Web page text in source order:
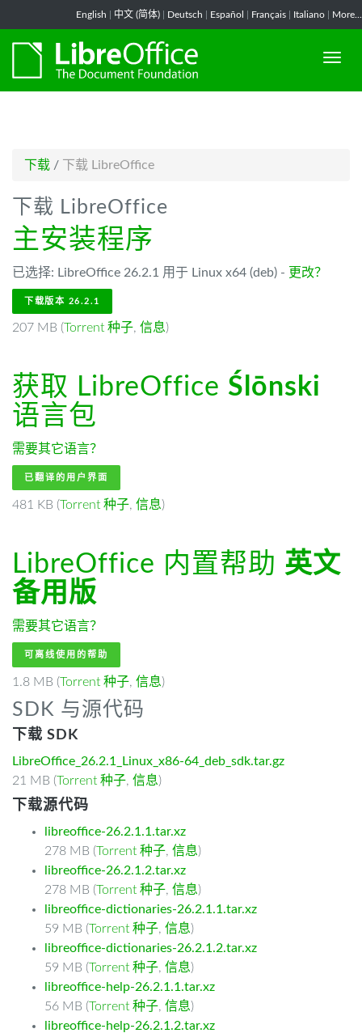
English 中文 (简体) Deutsch Español Français Italiano More...
下载 / 下载 LibreOffice
下载 LibreOffice
主安装程序
已选择: LibreOffice 26.2.1 用于 Linux x64 (deb) - 更改？
下载版本 26.2.1
207 MB (Torrent 种子, 信息)
获取 LibreOffice Ślōnski
语言包
需要其它语言？
已翻译的用户界面
481 KB (Torrent 种子, 信息)
LibreOffice 内置帮助 英文
备用版
需要其它语言？
可离线使用的帮助
1.8 MB (Torrent 种子, 信息)
SDK 与源代码
下载 SDK
LibreOffice_26.2.1_Linux_x86-64_deb_sdk.tar.gz
21 MB (Torrent 种子, 信息)
下载源代码
libreoffice-26.2.1.1.tar.xz
278 MB (Torrent 种子, 信息)
libreoffice-26.2.1.2.tar.xz
278 MB (Torrent 种子, 信息)
libreoffice-dictionaries-26.2.1.1.tar.xz
59 MB (Torrent 种子, 信息)
libreoffice-dictionaries-26.2.1.2.tar.xz
59 MB (Torrent 种子, 信息)
libreoffice-help-26.2.1.1.tar.xz
56 MB (Torrent 种子, 信息)
libreoffice-help-26.2.1.2.tar.xz